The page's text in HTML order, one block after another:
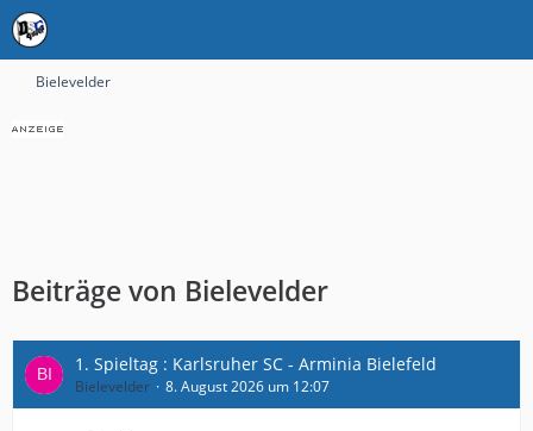
Bielevelder
Beiträge von Bielevelder
1. Spieltag : Karlsruher SC - Arminia Bielefeld
Bielevelder 8. August 2026 um 12:07